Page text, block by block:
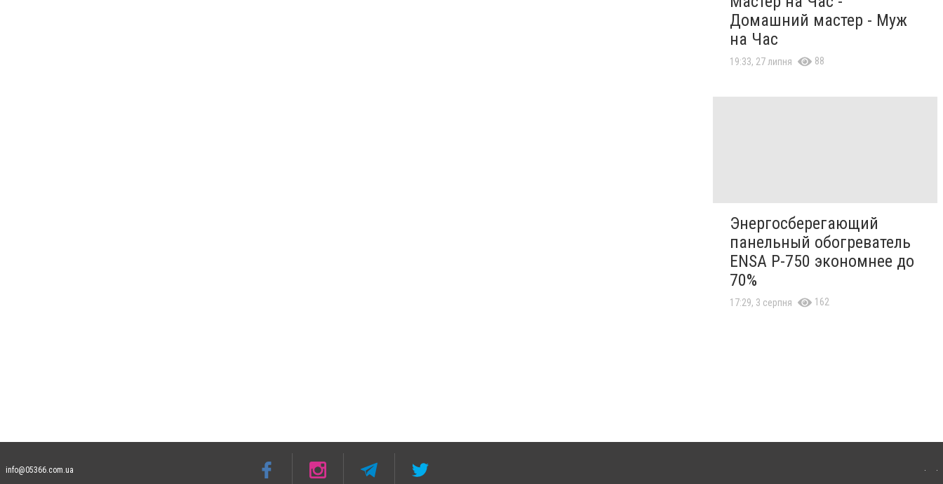
Домашний мастер - Муж
на Час
19:33, 27 липня 88
Энергосберегающий
панельный обогреватель
ENSA Р-750 экономнее до
70%
17:29, 3 серпня 162
info@05366.com.ua